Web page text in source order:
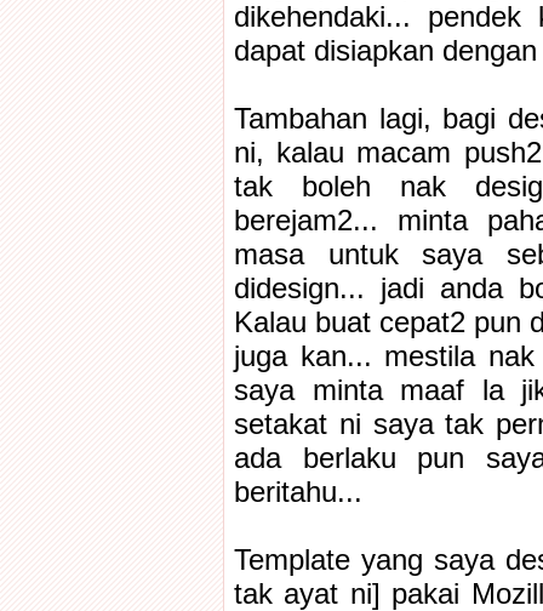
dikehendaki...
dapat disiapkan
Tambahan lagi, bagi
ni, kalau macam
tak boleh nak
berejam2... minta
masa untuk saya
didesign... jadi anda
Kalau buat cepat2 pun
juga kan... mestila
saya minta maaf la
setakat ni saya tak
ada berlaku pun
beritahu...
Template yang saya
tak ayat ni] pakai